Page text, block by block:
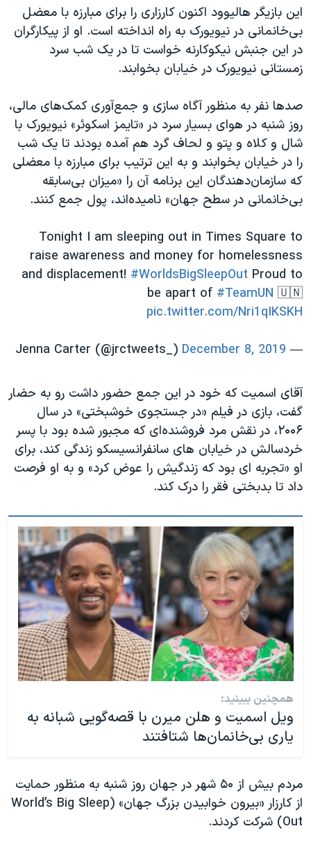
قانون شفافیت دارائی کادر رهبری ایران
اعتراضات مردمی آبان ۹۸
اسرائیل در جنگ
همایش محافظه‌کاران آمریکا «سی‌پک»
صفحه‌های ویژه
سفر پرزیدنت ترامپ به چین
این بازیگر هالیوود اکنون کارزاری را برای مبارزه با معضل
بی‌خانمانی در نیویورک به راه انداخته است. او از پیکارگران
در این جنبش نیکوکارنه خواست تا در یک شب سرد
زمستانی نیویورک در خیابان بخوابند.
صدها نفر به منظور آگاه سازی و جمع‌آوری کمک‌های مالی،
روز شنبه در هوای بسیار سرد در «تایمز اسکوئر» نیویورک با
شال و کلاه و پتو و لحاف گرد هم آمده بودند تا یک شب
را در خیابان بخوابند و به این ترتیب برای مبارزه با معضلی
که سازمان‌دهندگان این برنامه آن را «میزان بی‌سابقه
بی‌خانمانی در سطح جهان» نامیده‌اند، پول جمع کنند.
Tonight I am sleeping out in Times Square to
raise awareness and money for homelessness
and displacement! #WorldsBigSleepOut Proud to
be apart of #TeamUN 🇺🇳
pic.twitter.com/Nri1qIKSKH
— Jenna Carter (@jrctweets_)
December 8, 2019
آقای اسمیت که خود در این جمع حضور داشت رو به حضار
گفت، بازی در فیلم «در جستجوی خوشبختی» در سال
۲۰۰۶، در نقش مرد فروشنده‌ای که مجبور شده بود با پسر
خردسالش در خیابان های سانفرانسیسکو زندگی کند، برای
او «تجربه ای بود که زندگیش را عوض کرد» و به او فرصت
داد تا بدبختی فقر را درک کند.
همچنین ببینید:
ویل اسمیت و هلن میرن با قصه‌گویی شبانه به
یاری بی‌خانمان‌‌‌ها شتافتند
مردم بیش از ۵۰ شهر در جهان روز شنبه به منظور حمایت
از کارزار «بیرون خوابیدن بزرگ جهان» (World’s Big Sleep
Out) شرکت کردند.